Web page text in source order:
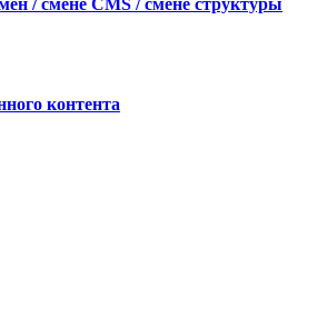
/ смене CMS / смене структуры
контента